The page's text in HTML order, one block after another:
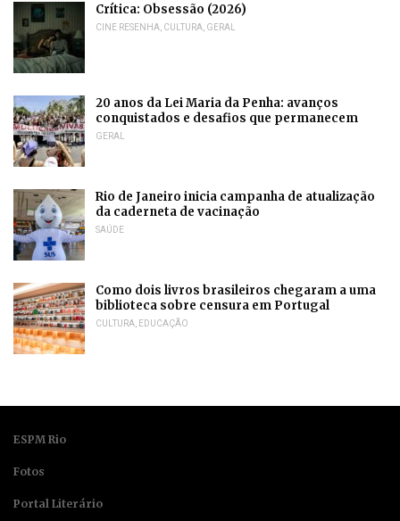
Crítica: Obsessão (2026)
CINE RESENHA CULTURA GERAL
20 anos da Lei Maria da Penha: avanços
conquistados e desafios que permanecem
GERAL
Rio de Janeiro inicia campanha de atualização
da caderneta de vacinação
SAÚDE
Como dois livros brasileiros chegaram a uma
biblioteca sobre censura em Portugal
CULTURA EDUCAÇÃO
ESPM Rio
Fotos
Portal Literário